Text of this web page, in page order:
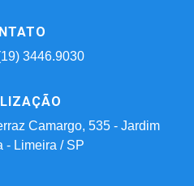
3446.9030
Camargo, 535 - Jardim
- Limeira / SP